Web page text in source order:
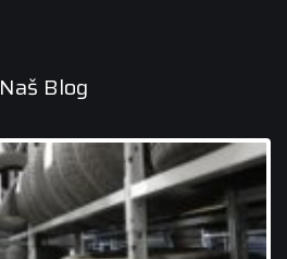
Naš Blog